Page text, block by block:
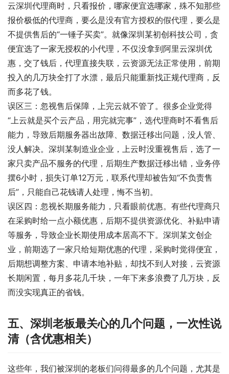
云深圳代理商时，只看报价，哪家便宜选哪家，殊不知那些
报价极低的代理商，要么是没有官方授权的假代理，要么是
不提供售后的“一锤子买卖”。就像深圳某初创科技公司，贪
便宜选了一家无授权的小代理，不仅没拿到阿里云深圳优
惠，交了钱后，代理直接失联，云资源无法正常使用，前期
投入的几万块全打了水漂，最后只能重新找正规代理商，反
而多花了钱。
误区三：忽视售后保障，上完云就不管了。很多企业觉得
“上云就是买个云产品，用完就完事”，选代理商时不看售后
能力，导致后期服务器出故障、数据迁移出问题，没人管、
没人解决。深圳某制造业企业，上云时没重视售后，选了一
家只卖产品不服务的代理，后期生产数据迁移出错，业务停
摆6小时，损失订单12万元，联系代理却被告知“不负责售
后”，只能自己花钱请人处理，悔不当初。
误区四：忽视长期服务能力，只看眼前优惠。有些代理商只
在采购时给一点小额优惠，后期不提供资源优化、补贴申请
等服务，导致企业长期使用成本居高不下。深圳某文创企
业，前期选了一家只给短期优惠的代理，采购时觉得便宜，
后期想调整方案、申请本地补贴，却找不到人对接，云资源
长期闲置，每月多花几千块，一年下来多浪费了几万块，反
而没实现真正的省钱。
五、深圳老板最关心的几个问题，一次性说
清（含优惠相关）
这些年，我们被深圳的老板们问得最多的几个问题，尤其是